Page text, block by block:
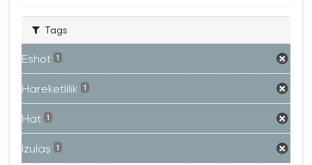
Tags
Eshot 1
Hareketlilik 1
Hat 1
Izulaş 1